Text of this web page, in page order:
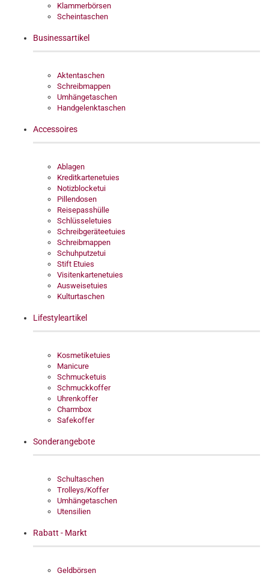
Klammerbörsen
Scheintaschen
Businessartikel
Aktentaschen
Schreibmappen
Umhängetaschen
Handgelenktaschen
Accessoires
Ablagen
Kreditkartenetuies
Notizblocketui
Pillendosen
Reisepasshülle
Schlüsseletuies
Schreibgeräteetuies
Schreibmappen
Schuhputzetui
Stift Etuies
Visitenkartenetuies
Ausweisetuies
Kulturtaschen
Lifestyleartikel
Kosmetiketuies
Manicure
Schmucketuis
Schmuckkoffer
Uhrenkoffer
Charmbox
Safekoffer
Sonderangebote
Schultaschen
Trolleys/Koffer
Umhängetaschen
Utensilien
Rabatt - Markt
Geldbörsen